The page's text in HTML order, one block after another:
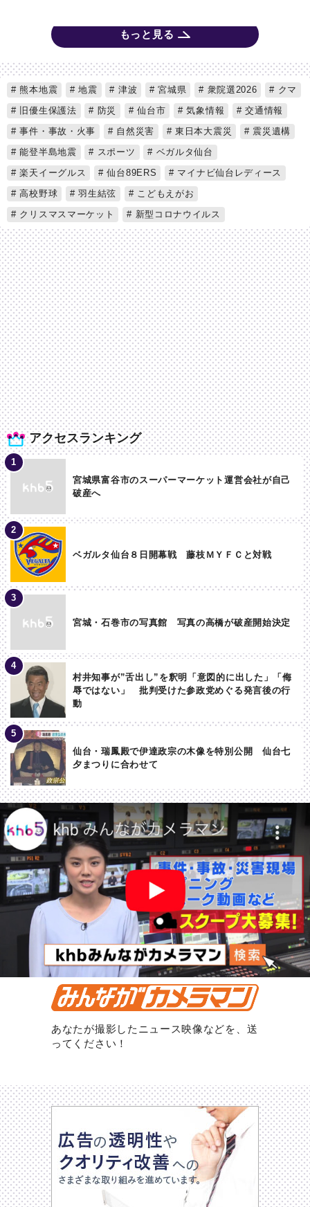
もっと見る
アクセスランキング
宮城県富谷市のスーパーマーケット運営会社が自己
破産へ
ベガルタ仙台８日開幕戦 藤枝ＭＹＦＣと対戦
宮城・石巻市の写真館 写真の高橋が破産開始決定
村井知事が”舌出し”を釈明「意図的に出した」「侮
辱ではない」 批判受けた参政党めぐる発言後の行
動
仙台・瑞鳳殿で伊達政宗の木像を特別公開 仙台七
夕まつりに合わせて
熊本地震 地震 津波 宮城県 衆院選2026
クマ
旧優生保護法
防災 仙台市 気象情報
交通情報
事件・事故・火事
自然災害 東日本大震災
震災遺構
能登半島地震
スポーツ
ベガルタ仙台
楽天イーグルス
仙台89ERS
マイナビ仙台レディース
高校野球
羽生結弦
こどもえがお
クリスマスマーケット
新型コロナウイルス
あなたが撮影したニュース映像などを、送
ってください！